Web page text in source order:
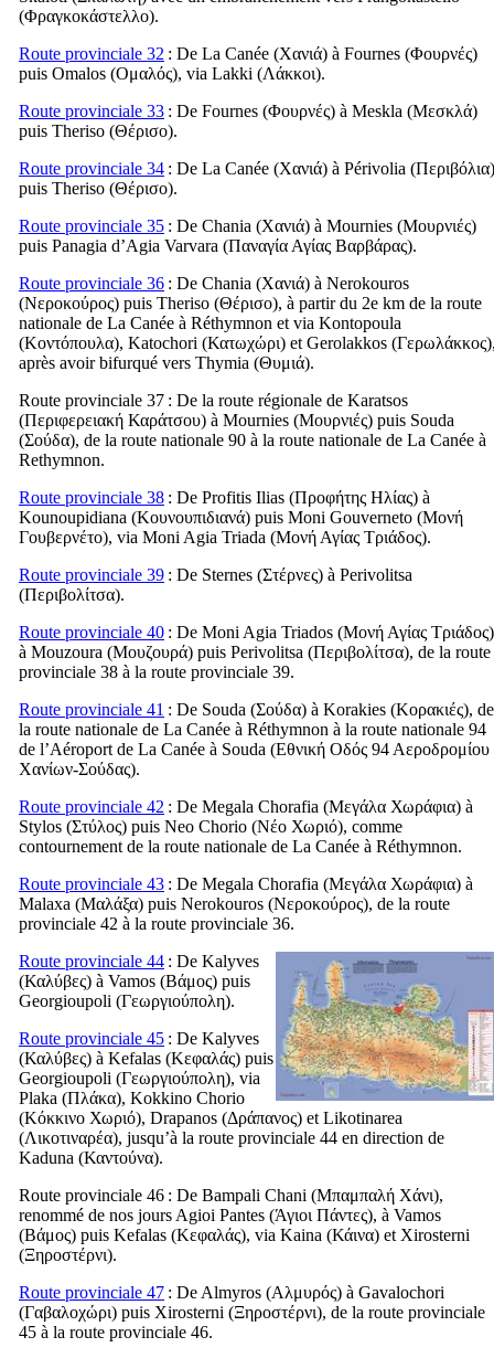
(Φραγκοκάστελλο).
Route provinciale 32 : De La Canée (Χανιά) à Fournes (Φουρνές)
puis Omalos (Ομαλός), via Lakki (Λάκκοι).
Route provinciale 33 : De Fournes (Φουρνές) à Meskla (Μεσκλά)
puis Theriso (Θέρισο).
Route provinciale 34 : De La Canée (Χανιά) à Périvolia (Περιβόλια)
puis Theriso (Θέρισο).
Route provinciale 35 : De Chania (Χανιά) à Mournies (Μουρνιές)
puis Panagia d’Agia Varvara (Παναγία Αγίας Βαρβάρας).
Route provinciale 36 : De Chania (Χανιά) à Nerokouros
(Νεροκούρος) puis Theriso (Θέρισο), à partir du 2e km de la route
nationale de La Canée à Réthymnon et via Kontopoula
(Κοντόπουλα), Katochori (Κατωχώρι) et Gerolakkos (Γερωλάκκος
après avoir bifurqué vers Thymia (Θυμιά).
Route provinciale 37 : De la route régionale de Karatsos
(Περιφερειακή Καράτσου) à Mournies (Μουρνιές) puis Souda
(Σούδα), de la route nationale 90 à la route nationale de La Canée à
Rethymnon.
Route provinciale 38 : De Profitis Ilias (Προφήτης Ηλίας) à
Kounoupidiana (Κουνουπιδιανά) puis Moni Gouverneto (Μονή
Γουβερνέτο), via Moni Agia Triada (Μονή Αγίας Τριάδος).
Route provinciale 39 : De Sternes (Στέρνες) à Perivolitsa
(Περιβολίτσα).
Route provinciale 40 : De Moni Agia Triados (Μονή Αγίας Τριάδος)
à Mouzoura (Μουζουρά) puis Perivolitsa (Περιβολίτσα), de la route
provinciale 38 à la route provinciale 39.
Route provinciale 41 : De Souda (Σούδα) à Korakies (Κορακιές), de
la route nationale de La Canée à Réthymnon à la route nationale 94
de l’Aéroport de La Canée à Souda (Εθνική Οδός 94 Αεροδρομίου
Χανίων-Σούδας).
Route provinciale 42 : De Megala Chorafia (Μεγάλα Χωράφια) à
Stylos (Στύλος) puis Neo Chorio (Νέο Χωριό), comme
contournement de la route nationale de La Canée à Réthymnon.
Route provinciale 43 : De Megala Chorafia (Μεγάλα Χωράφια) à
Malaxa (Μαλάξα) puis Nerokouros (Νεροκούρος), de la route
provinciale 42 à la route provinciale 36.
Route provinciale 44 : De Kalyves
(Καλύβες) à Vamos (Βάμος) puis
Georgioupoli (Γεωργιούπολη).
Route provinciale 45 : De Kalyves
(Καλύβες) à Kefalas (Κεφαλάς) puis
Georgioupoli (Γεωργιούπολη), via
Plaka (Πλάκα), Kokkino Chorio
(Κόκκινο Χωριό), Drapanos (Δράπανος) et Likotinarea
(Λικοτιναρέα), jusqu’à la route provinciale 44 en direction de
Kaduna (Καντούνα).
Route provinciale 46 : De ​​​​Bampali Chani (Μπαμπαλή Χάνι),
renommé de nos jours Agioi Pantes (Άγιοι Πάντες), à Vamos
(Βάμος) puis Kefalas (Κεφαλάς), via Kaina (Κάινα) et Xirosterni
(Ξηροστέρνι).
Route provinciale 47 : De Almyros (Αλμυρός) à Gavalochori
(Γαβαλοχώρι) puis Xirosterni (Ξηροστέρνι), de la route provinciale
45 à la route provinciale 46.